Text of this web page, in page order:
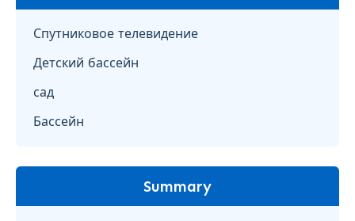
Спутниковое телевидение
Детский бассейн
сад
Бассейн
Summary